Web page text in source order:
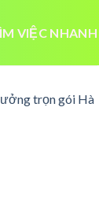
VIỆC NHANH
trọn gói Hà